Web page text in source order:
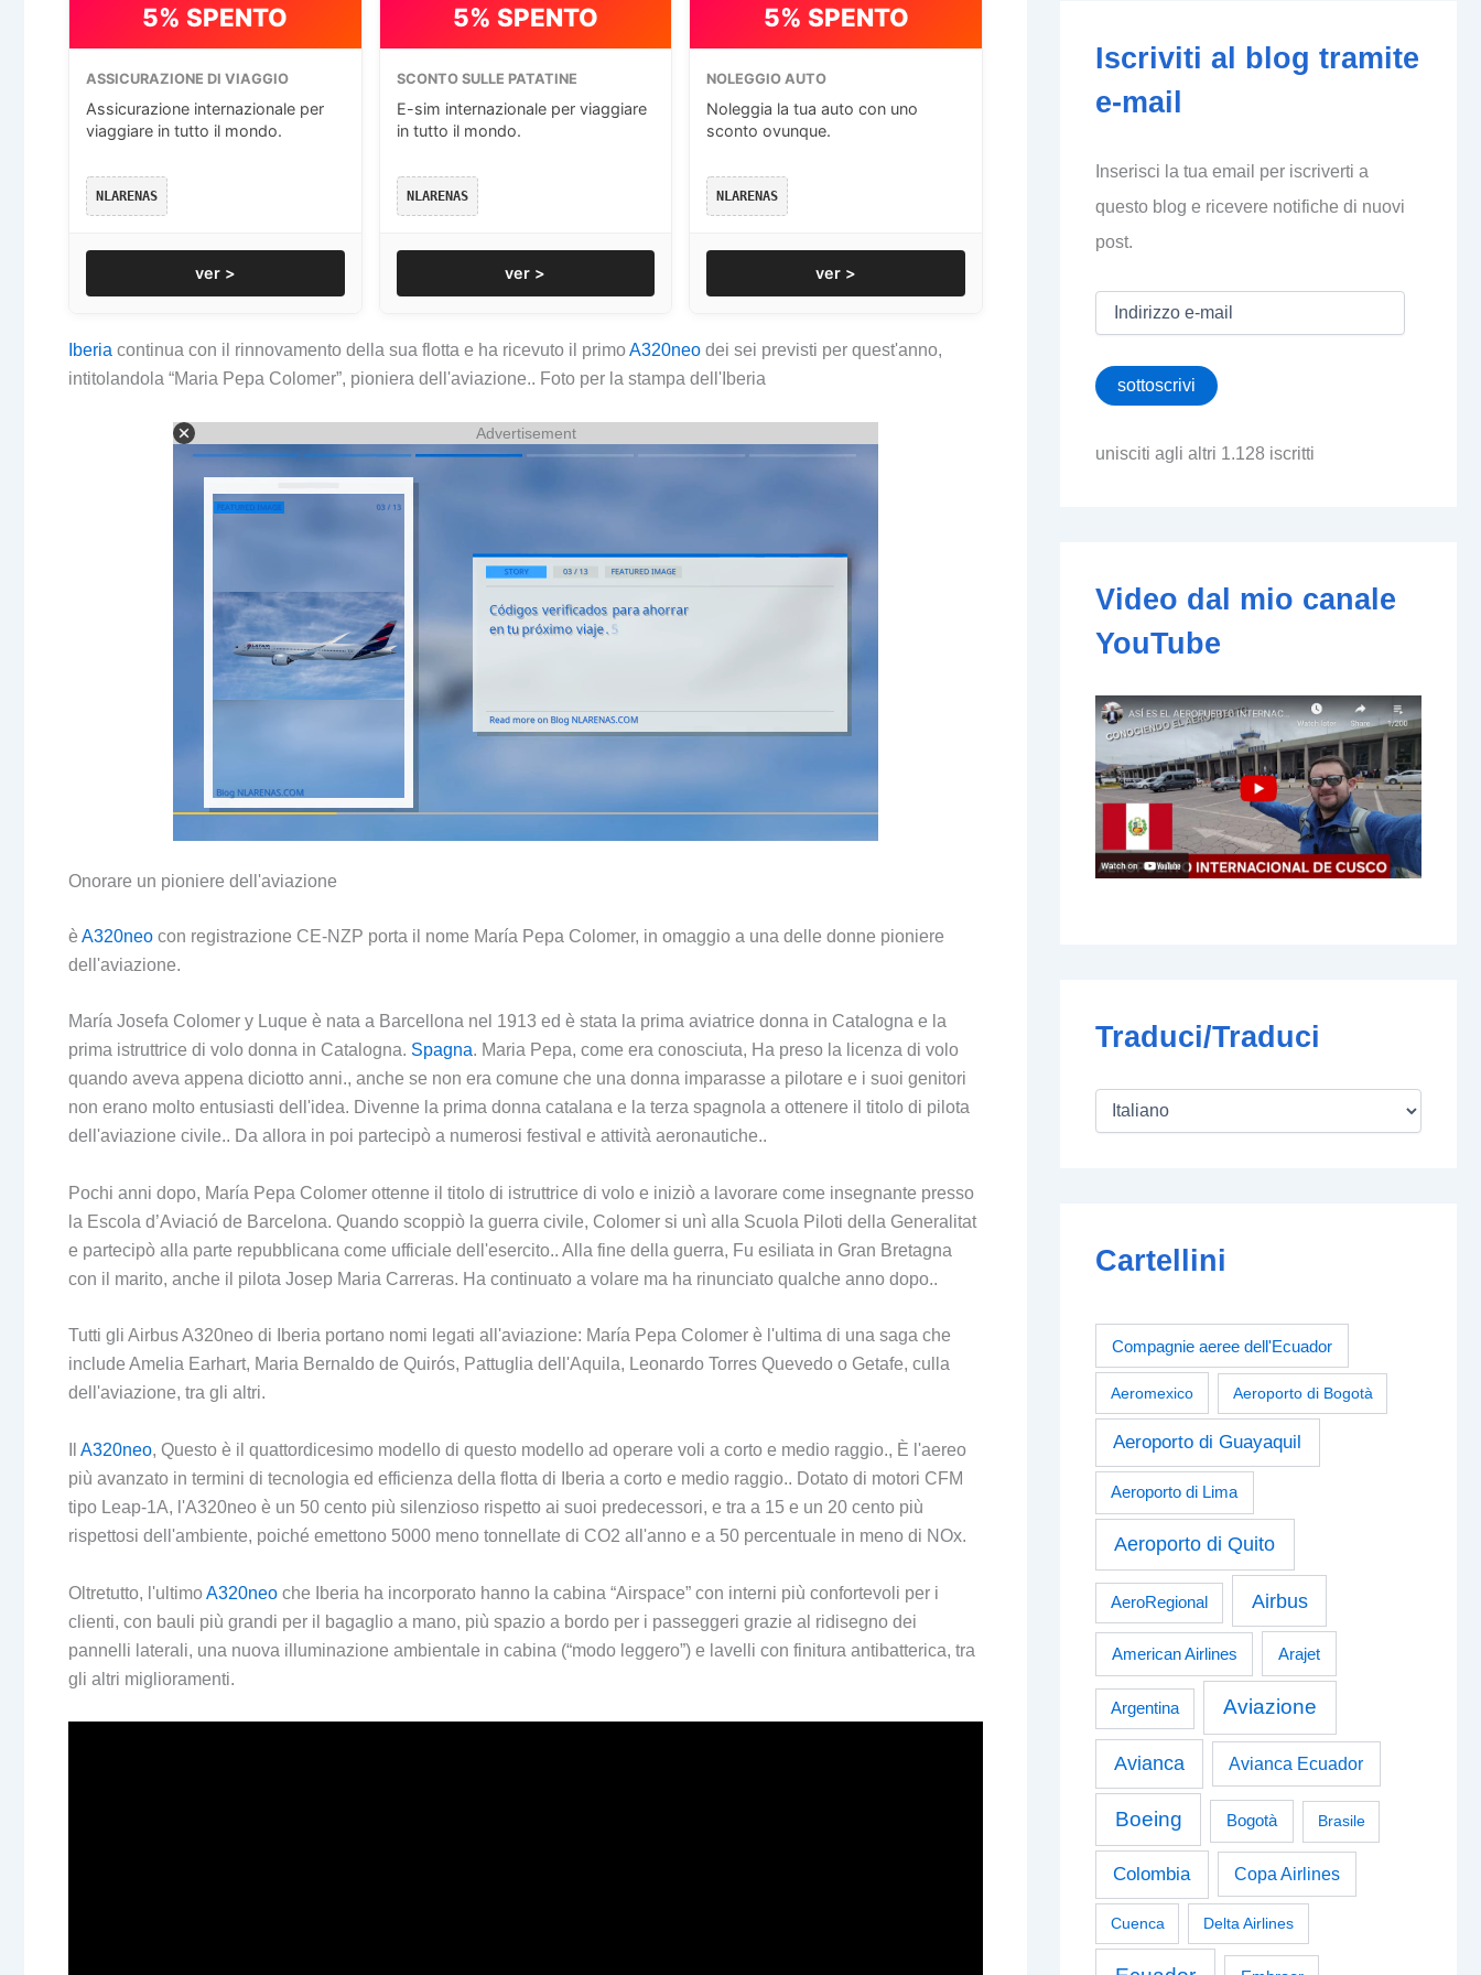
5% SPENTO
ASSICURAZIONE DI VIAGGIO
Assicurazione internazionale per
viaggiare in tutto il mondo.
NLARENAS
ver >
5% SPENTO
SCONTO SULLE PATATINE
E-sim internazionale per viaggiare
in tutto il mondo.
NLARENAS
ver >
5% SPENTO
NOLEGGIO AUTO
Noleggia la tua auto con uno
sconto ovunque.
NLARENAS
ver >
Iberia continua con il rinnovamento della sua flotta e ha ricevuto il primoA320neo dei sei previsti per quest'anno,
intitolandola “Maria Pepa Colomer”, pioniera dell'aviazione.. Foto per la stampa dell'Iberia
Advertisement
Onorare un pioniere dell'aviazione
è A320neo con registrazione CE-NZP porta il nome María Pepa Colomer, in omaggio a una delle donne pioniere
dell'aviazione.
María Josefa Colomer y Luque è nata a Barcellona nel 1913 ed è stata la prima aviatrice donna in Catalogna e la
prima istruttrice di volo donna in Catalogna. Spagna. Maria Pepa, come era conosciuta, Ha preso la licenza di volo
quando aveva appena diciotto anni., anche se non era comune che una donna imparasse a pilotare e i suoi genitori
non erano molto entusiasti dell'idea. Divenne la prima donna catalana e la terza spagnola a ottenere il titolo di pilota
dell'aviazione civile.. Da allora in poi partecipò a numerosi festival e attività aeronautiche..
Pochi anni dopo, María Pepa Colomer ottenne il titolo di istruttrice di volo e iniziò a lavorare come insegnante presso
la Escola d’Aviació de Barcelona. Quando scoppiò la guerra civile, Colomer si unì alla Scuola Piloti della Generalitat
e partecipò alla parte repubblicana come ufficiale dell'esercito.. Alla fine della guerra, Fu esiliata in Gran Bretagna
con il marito, anche il pilota Josep Maria Carreras. Ha continuato a volare ma ha rinunciato qualche anno dopo..
Tutti gli Airbus A320neo di Iberia portano nomi legati all'aviazione: María Pepa Colomer è l'ultima di una saga che
include Amelia Earhart, Maria Bernaldo de Quirós, Pattuglia dell'Aquila, Leonardo Torres Quevedo o Getafe, culla
dell'aviazione, tra gli altri.
A320neo, Questo è il quattordicesimo modello di questo modello ad operare voli a corto e medio raggio., È l'aereo
più avanzato in termini di tecnologia ed efficienza della flotta di Iberia a corto e medio raggio.. Dotato di motori CFM
tipo Leap-1A, l'A320neo è un 50 cento più silenzioso rispetto ai suoi predecessori, e tra a 15 e un 20 cento più
rispettosi dell'ambiente, poiché emettono 5000 meno tonnellate di CO2 all'anno e a 50 percentuale in meno di NOx.
Oltretutto, l'ultimoA320neo che Iberia ha incorporato hanno la cabina “Airspace” con interni più confortevoli per i
clienti, con bauli più grandi per il bagaglio a mano, più spazio a bordo per i passeggeri grazie al ridisegno dei
pannelli laterali, una nuova illuminazione ambientale in cabina (“modo leggero”) e lavelli con finitura antibatterica, tra
gli altri miglioramenti.
Iscriviti al blog tramite
e-mail
Inserisci la tua email per iscriverti a
questo blog e ricevere notifiche di nuovi
post.
r
z
i
sottoscrivi
unisciti agli altri 1.128 iscritti
Video dal mio canale
YouTube
Traduci/Traduci
Cartellini
Compagnie aeree dell'Ecuador
Aeromexico Aeroporto di Bogotà
Aeroporto di Guayaquil
Aeroporto di Lima
Aeroporto di Quito
AeroRegional Airbus
American Airlines Arajet
Argentina Aviazione
Avianca Avianca Ecuador
Boeing Bogotà Brasile
Colombia Copa Airlines
Cuenca Delta Airlines